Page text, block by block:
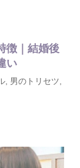
徴｜結婚後
い
男のトリセツ